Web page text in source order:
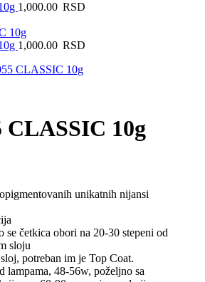
1,000.00 RSD
1,000.00 RSD
CLASSIC 10g
unikatnih nijansi
se četkica obori na 20-30 stepeni od
sloju
potreban im je Top Coat.
lampama, 48-56w, poželjno sa